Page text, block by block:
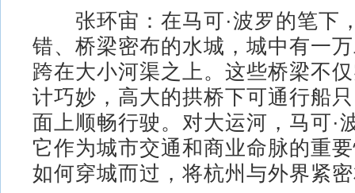
张环宙：在马可·波罗的笔下
错、桥梁密布的水城，城中有一
跨在大小河渠之上。这些桥梁不
计巧妙，高大的拱桥下可通行船
面上顺畅行驶。对大运河，马可·
它作为城市交通和商业命脉的重
如何穿城而过，将杭州与外界紧